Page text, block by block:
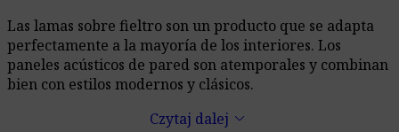
Las lamas sobre fieltro son un producto que se adapta
perfectamente a la mayoría de los interiores. Los
paneles acústicos de pared son atemporales y combinan
bien con estilos modernos y clásicos.
Czytaj dalej keyboard_arrow_down